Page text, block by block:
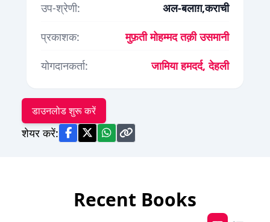
उप-श्रेणी:
अल-बलाग़,कराची
प्रकाशक:
मुफ़ती मोहम्मद तक़ी उसमानी
योगदानकर्ता:
जामिया हमदर्द, देहली
डाउनलोड शुरू करें
शेयर करें:
Recent Books